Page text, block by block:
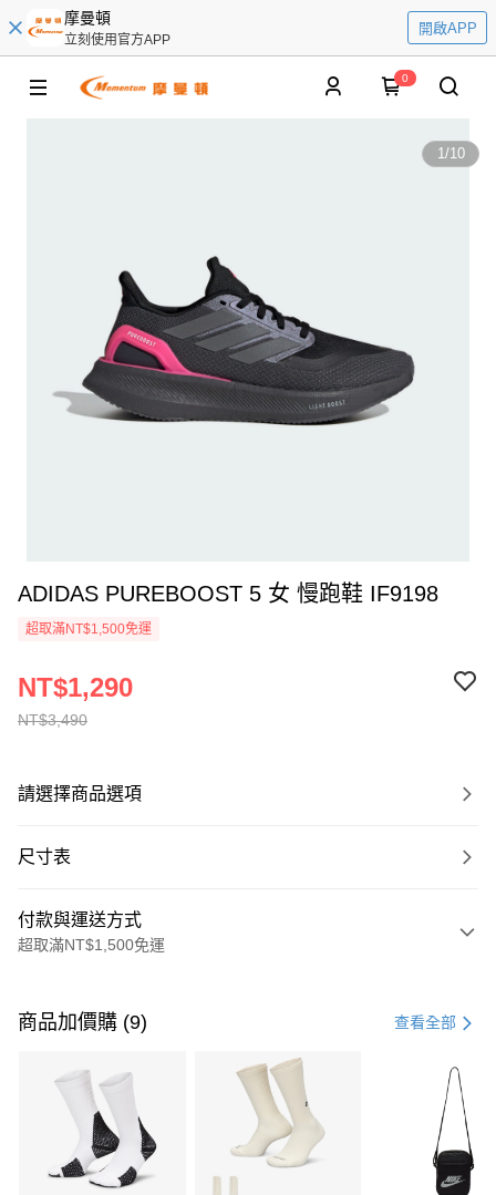
摩曼頓
立刻使用官方APP
開啟APP
0
1/10
ADIDAS PUREBOOST 5 女 慢跑鞋 IF9198
超取滿NT$1,500免運
NT$3,490
NT$1,290
請選擇商品選項
尺寸表
付款與運送方式
超取滿NT$1,500免運
信用卡一次付款
3 期 0 利率 每期 21家銀行
合作金庫商業銀行
第一商業銀行
華南商業銀行
彰化商業銀行
上海商業儲蓄銀行
Apple Pay
商品加價購 (9) 查看全部